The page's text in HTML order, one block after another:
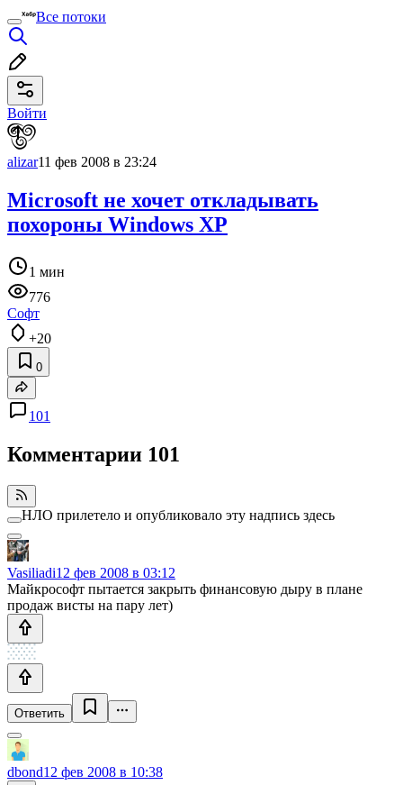
Все потоки
Войти
alizar11 фев 2008 в 23:24
Microsoft не хочет откладывать
похороны Windows XP
1 мин
776
Софт
+20
0
101
Комментарии 101
НЛО прилетело и опубликовало эту надпись здесь
Vasiliadi12 фев 2008 в 03:12
Майкрософт пытается закрыть финансовую дыру в плане
продаж висты на пару лет)
Ответить
dbond12 фев 2008 в 10:38